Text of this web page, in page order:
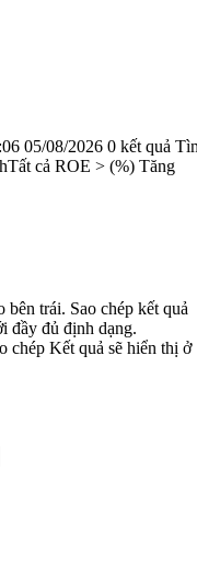
05/08/2026 0 kết quả
cả ROE > (%) Tăng
trái. Sao chép kết quả
đầy đủ định dạng.
chép Kết quả sẽ hiển thị ở